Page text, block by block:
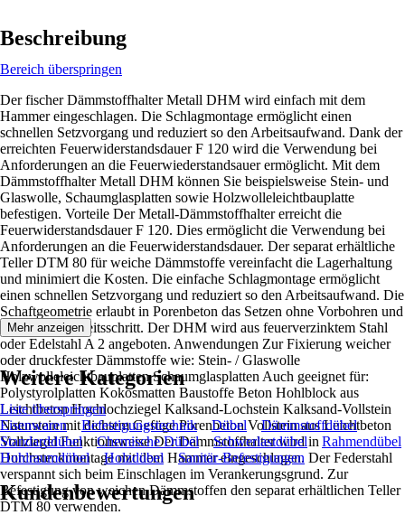
Beschreibung
Bereich überspringen
Der fischer Dämmstoffhalter Metall DHM wird einfach mit dem
Hammer eingeschlagen. Die Schlagmontage ermöglicht einen
schnellen Setzvorgang und reduziert so den Arbeitsaufwand. Dank der
erreichten Feuerwiderstandsdauer F 120 wird die Verwendung bei
Anforderungen an die Feuerwiederstandsauer ermöglicht. Mit dem
Dämmstoffhalter Metall DHM können Sie beispielsweise Stein- und
Glaswolle, Schaumglasplatten sowie Holzwolleleichtbauplatte
befestigen. Vorteile Der Metall-Dämmstoffhalter erreicht die
Feuerwiderstandsdauer F 120. Dies ermöglicht die Verwendung bei
Anforderungen an die Feuerwiderstandsdauer. Der separat erhältliche
Teller DTM 80 für weiche Dämmstoffe vereinfacht die Lagerhaltung
und minimiert die Kosten. Die einfache Schlagmontage ermöglicht
einen schnellen Setzvorgang und reduziert so den Arbeitsaufwand. Die
Schaftgeometrie erlaubt in Porenbeton das Setzen ohne Vorbohren und
spart einen Arbeitsschritt. Der DHM wird aus feuerverzinktem Stahl
oder Edelstahl A 2 angeboten. Anwendungen Zur Fixierung weicher
oder druckfester Dämmstoffe wie: Stein- / Glaswolle
Holzwolleleichtbauplatten Schaumglasplatten Auch geeignet für:
Polystyrolplatten Kokosmatten Baustoffe Beton Hohlblock aus
Leichtbeton Hochlochziegel Kalksand-Lochstein Kalksand-Vollstein
Naturstein mit dichtem Gefüge Porenbeton Vollstein aus Leichtbeton
Vollziegel Funktionsweise Der Dämmstoffhalter wird in
Durchsteckmontage mit dem Hammer eingeschlagen. Der Federstahl
verspannt sich beim Einschlagen im Verankerungsgrund. Zur
Befestigung von weichen Dämmstoffen den separat erhältlichen Teller
DTM 80 verwenden.
Mehr anzeigen
Weitere Kategorien
Liste überspringen
Eisenwaren
Befestigungstechnik Dübel
Dämmstoffdübel
Standarddübel
Chemische Dübel Schwerlastdübel
Rahmendübel
Hohlraumdübel
Holzdübel Sanitär-Befestigungen
Kundenbewertungen